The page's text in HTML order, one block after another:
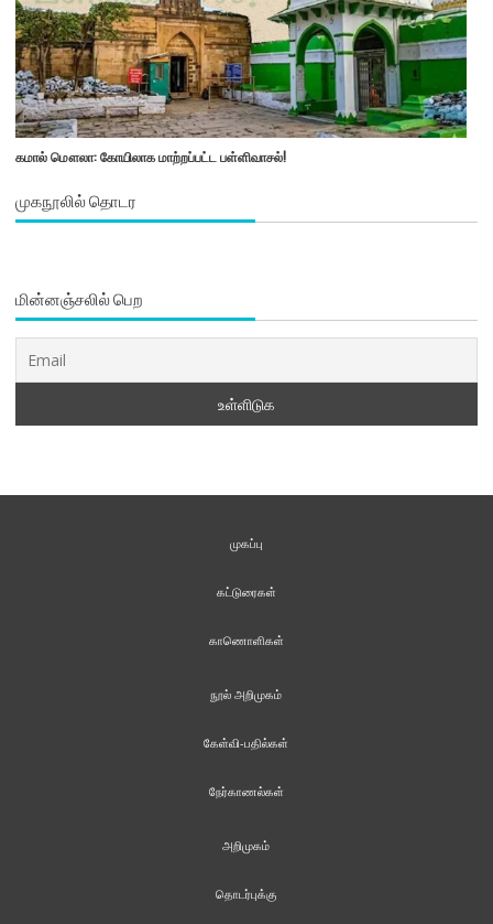
கமால் மௌலா: கோயிலாக மாற்றப்பட்ட பள்ளிவாசல்!
முகநூலில் தொடர
மின்னஞ்சலில் பெற
முகப்பு
கட்டுரைகள்
காணொளிகள்
நூல் அறிமுகம்
கேள்வி-பதில்கள்
நேர்காணல்கள்
அறிமுகம்
தொடர்புக்கு